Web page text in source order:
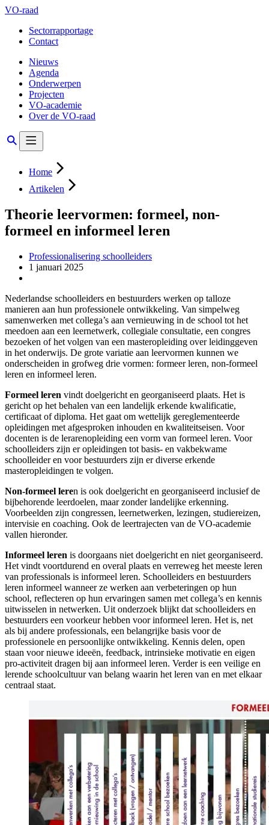
VO-raad
Sectorrapportage
Contact
Nieuws
Agenda
Onderwerpen
Projecten
VO-academie
Over de VO-raad
Home
Artikelen
Theorie leervormen: formeel, non-
formeel en informeel leren
Professionalisering schoolleiders
1 januari 2025
Nederlandse schoolleiders en bestuurders werken op talloze
manieren aan hun professionele ontwikkeling. Van simpelweg
samenwerken met collega’s aan vernieuwing in de school tot het
meedoen aan een leernetwerk, collegiale consultatie, een congres
bezoeken of het volgen van een masteropleiding over leidinggeven
in het onderwijs. De grote variatie aan leervormen kunnen we
onderscheiden in grofweg drie vormen: formeer leren, non-formeel
leren en informeel leren.
Formeel leren vindt doelgericht en georganiseerd plaats. Het is
gericht op het behalen van een landelijk erkende kwalificatie,
certificaat of diploma. Het gaat om wettelijk gereglementeerde
opleidingen met afgesproken inhouden en kwaliteitseisen. Voor
docenten is de lerarenopleiding een vorm van formeel leren. Voor
schoolleiders zijn er opleidingen tot basis- en vakbekwame
schoolleider en voor bestuurders zijn er diverse erkende
masteropleidingen te volgen.
Non-formeel leren is ook doelgericht en georganiseerd inclusief de
bijbehorende leerdoelen, maar zonder landelijke erkenning.
Voorbeelden zijn congressen, leernetwerken, lezingen, studiereizen,
intervisie en coaching. Ook de leertrajecten van de VO-academie
vallen hieronder.
Informeel leren is doorgaans niet doelgericht en niet georganiseerd.
Het vindt voortdurend en overal plaats en verreweg het meeste leren
van professionals is informeel leren. Schoolleiders en bestuurders
leren informeel wanneer ze werken aan verbeteringen op hun
school, reflecteren op hun ervaringen samen met collega’s en kennis
uitwisselen in netwerken. Uit onderzoek blijkt dat schoolleiders en
bestuurders een voorkeur hebben voor informeel leren. Het is, net
als bij andere professionals, een belangrijke basis voor de
professionele en persoonlijke ontwikkeling. Kennis delen, open
staan voor nieuwe ideeën, feedback, intrinsieke motivatie en eigen
pro-activiteit dragen bij aan informeel leren. Verder is een veilige en
lerende schoolcultuur van belang waarin het leren van en met elkaar
centraal staat.